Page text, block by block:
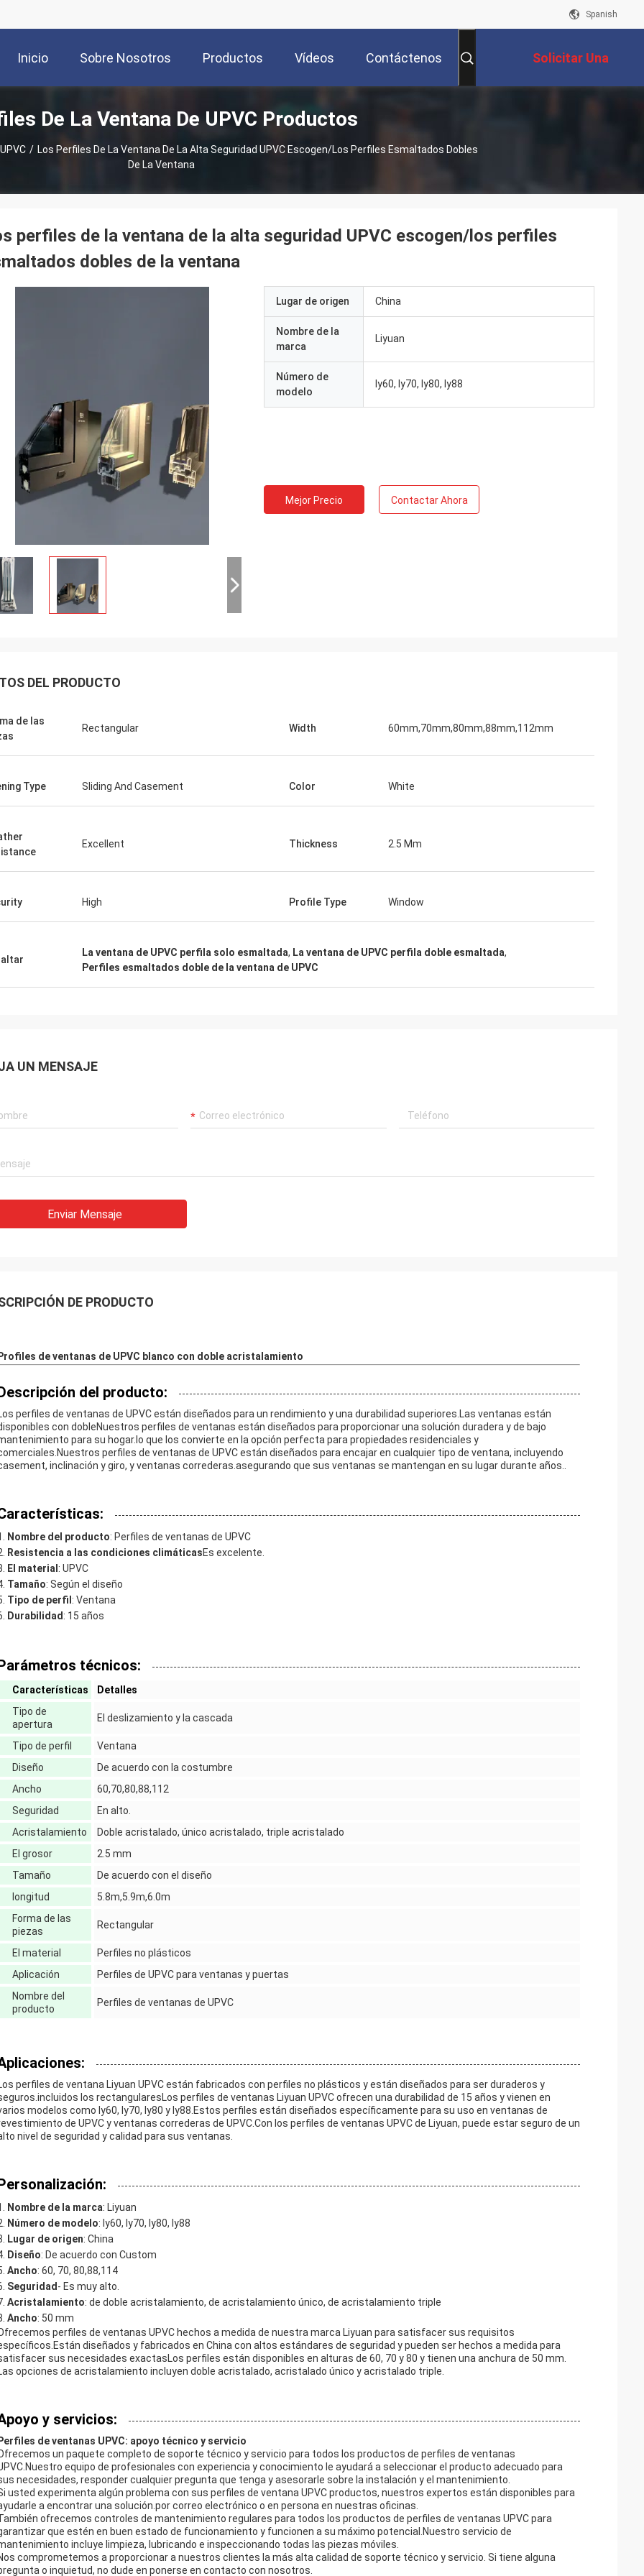
Spanish
Inicio Sobre Nosotros Productos Vídeos Contáctenos Solicitar Una
Cotización
De La Ventana De UPVC Productos
/ Los Perfiles De La Ventana De La Alta Seguridad UPVC Escogen/los Perfiles Esmaltados Dobles
De La Ventana
perfiles de la ventana de la alta seguridad UPVC escogen/los perfiles
dobles de la ventana
Lugar de origen China
Nombre de la
marca
Liyuan
Número de
modelo
ly60, ly70, ly80, ly88
Mejor Precio Contactar Ahora
DEL PRODUCTO
de las
Rectangular Width 60mm,70mm,80mm,88mm,112mm
Type Sliding And Casement Color White
Excellent Thickness 2.5 Mm
High Profile Type Window
La ventana de UPVC perfila solo esmaltada, La ventana de UPVC perfila doble esmaltada,
Perfiles esmaltados doble de la ventana de UPVC
UN MENSAJE
Enviar Mensaje
DE PRODUCTO
de ventanas de UPVC blanco con doble acristalamiento
del producto:
perfiles de ventanas de UPVC están diseñados para un rendimiento y una durabilidad superiores.Las ventanas están
con dobleNuestros perfiles de ventanas están diseñados para proporcionar una solución duradera y de bajo
para su hogar.lo que los convierte en la opción perfecta para propiedades residenciales y
perfiles de ventanas de UPVC están diseñados para encajar en cualquier tipo de ventana, incluyendo
inclinación y giro, y ventanas correderas.asegurando que sus ventanas se mantengan en su lugar durante años..
Nombre del producto: Perfiles de ventanas de UPVC
Resistencia a las condiciones climáticasEs excelente.
El material : UPVC
Tamaño: Según el diseño
Tipo de perfil : Ventana
Durabilidad : 15 años
técnicos:
Características
Detalles
Tipo de
apertura
El deslizamiento y la cascada
Tipo de perfil
Ventana
Diseño
De acuerdo con la costumbre
Ancho
60,70,80,88,112
Seguridad
En alto.
Acristalamiento
Doble acristalado, único acristalado, triple acristalado
El grosor
2.5 mm
Tamaño
De acuerdo con el diseño
longitud
5.8m,5.9m,6.0m
Forma de las
piezas
Rectangular
El material
Perfiles no plásticos
Aplicación
Perfiles de UPVC para ventanas y puertas
Nombre del
producto
Perfiles de ventanas de UPVC
perfiles de ventana Liyuan UPVC están fabricados con perfiles no plásticos y están diseñados para ser duraderos y
los rectangularesLos perfiles de ventanas Liyuan UPVC ofrecen una durabilidad de 15 años y vienen en
modelos como ly60, ly70, ly80 y ly88.Estos perfiles están diseñados específicamente para su uso en ventanas de
de UPVC y ventanas correderas de UPVC.Con los perfiles de ventanas UPVC de Liyuan, puede estar seguro de un
nivel de seguridad y calidad para sus ventanas.
Nombre de la marca: Liyuan
Número de modelo: ly60, ly70, ly80, ly88
Lugar de origen: China
Diseño: De acuerdo con Custom
Ancho: 60, 70, 80,88,114
Seguridad - Es muy alto.
Acristalamiento: de doble acristalamiento, de acristalamiento único, de acristalamiento triple
Ancho: 50 mm
perfiles de ventanas UPVC hechos a medida de nuestra marca Liyuan para satisfacer sus requisitos
diseñados y fabricados en China con altos estándares de seguridad y pueden ser hechos a medida para
sus necesidades exactasLos perfiles están disponibles en alturas de 60, 70 y 80 y tienen una anchura de 50 mm.
opciones de acristalamiento incluyen doble acristalado, acristalado único y acristalado triple.
y servicios:
de ventanas UPVC: apoyo técnico y servicio
un paquete completo de soporte técnico y servicio para todos los productos de perfiles de ventanas
equipo de profesionales con experiencia y conocimiento le ayudará a seleccionar el producto adecuado para
necesidades, responder cualquier pregunta que tenga y asesorarle sobre la instalación y el mantenimiento.
usted experimenta algún problema con sus perfiles de ventana UPVC productos, nuestros expertos están disponibles para
a encontrar una solución.por correo electrónico o en persona en nuestras oficinas.
ofrecemos controles de mantenimiento regulares para todos los productos de perfiles de ventanas UPVC para
que estén en buen estado de funcionamiento y funcionen a su máximo potencial.Nuestro servicio de
incluye limpieza, lubricando e inspeccionando todas las piezas móviles.
comprometemos a proporcionar a nuestros clientes la más alta calidad de soporte técnico y servicio. Si tiene alguna
o inquietud, no dude en ponerse en contacto con nosotros.